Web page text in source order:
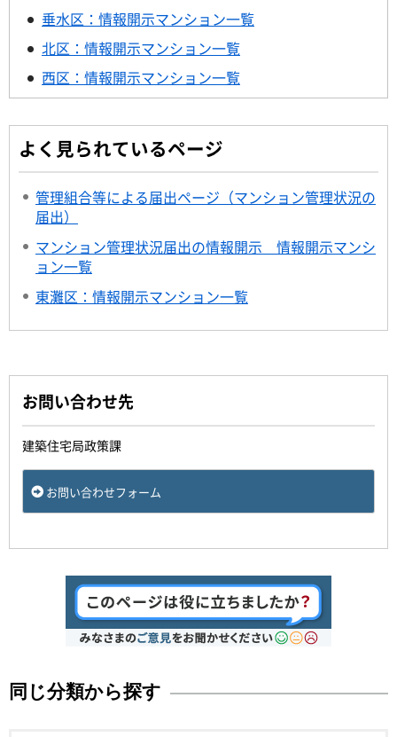
垂水区：情報開示マンション一覧
北区：情報開示マンション一覧
西区：情報開示マンション一覧
よく見られているページ
管理組合等による届出ページ（マンション管理状況の
届出）
マンション管理状況届出の情報開示 情報開示マンシ
ョン一覧
東灘区：情報開示マンション一覧
お問い合わせ先
建築住宅局政策課
お問い合わせフォーム
同じ分類から探す